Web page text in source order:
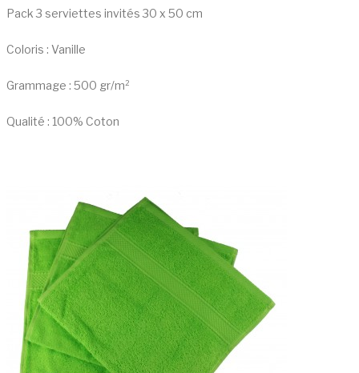
Pack 3 serviettes invités 30 x 50 cm
Coloris : Vanille
Grammage : 500 gr/m²
Qualité : 100% Coton